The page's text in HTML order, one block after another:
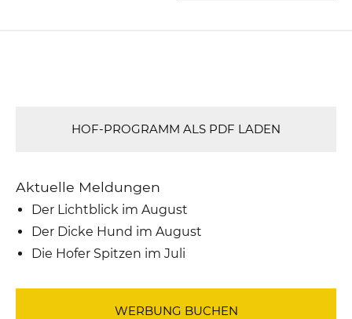
HOF-PROGRAMM ALS PDF LADEN
Aktuelle Meldungen
Der Lichtblick im August
Der Dicke Hund im August
Die Hofer Spitzen im Juli
WERBUNG BUCHEN